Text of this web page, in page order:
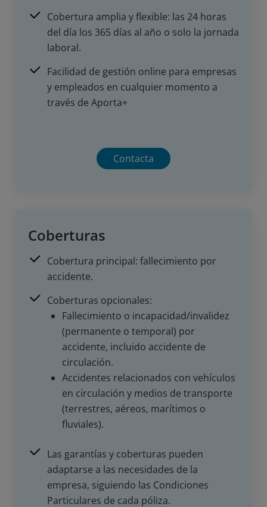
Cobertura amplia y flexible: las 24 horas
del día los 365 días al año o solo la jornada
laboral.
Facilidad de gestión online para empresas
y empleados en cualquier momento a
través de Aporta+
Contacta
Coberturas
Cobertura principal: fallecimiento por
accidente.
Coberturas opcionales:
Fallecimiento o incapacidad/invalidez
(permanente o temporal) por
accidente, incluido accidente de
circulación.
Accidentes relacionados con vehículos
en circulación y medios de transporte
(terrestres, aéreos, marítimos o
fluviales).
Las garantías y coberturas pueden
adaptarse a las necesidades de la
empresa, siguiendo las Condiciones
Particulares de cada póliza.